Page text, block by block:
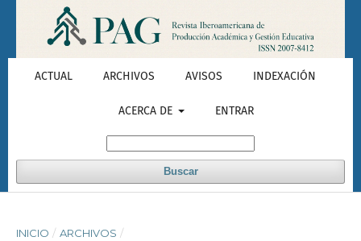
ACTUAL ARCHIVOS AVISOS INDEXACIÓN
ACERCA DE ENTRAR
Buscar
INICIO / ARCHIVOS /